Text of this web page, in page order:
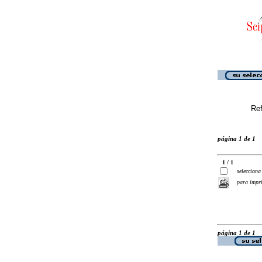
página 1 de 1
1 / 1
selecciona
para
página 1 de 1